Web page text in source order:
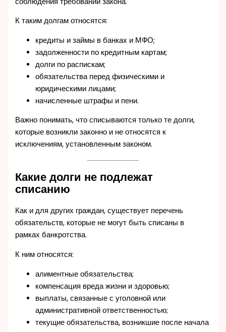
К таким долгам относятся:
кредиты и займы в банках и МФО;
задолженности по кредитным картам;
долги по распискам;
обязательства перед физическими и
юридическими лицами;
начисленные штрафы и пени.
Важно понимать, что списываются только те долги,
которые возникли законно и не относятся к
исключениям, установленным законом.
Какие долги не подлежат
списанию
Как и для других граждан, существует перечень
обязательств, которые не могут быть списаны в
рамках банкротства.
К ним относятся:
алиментные обязательства;
компенсация вреда жизни и здоровью;
выплаты, связанные с уголовной или
административной ответственностью;
текущие обязательства, возникшие после начала